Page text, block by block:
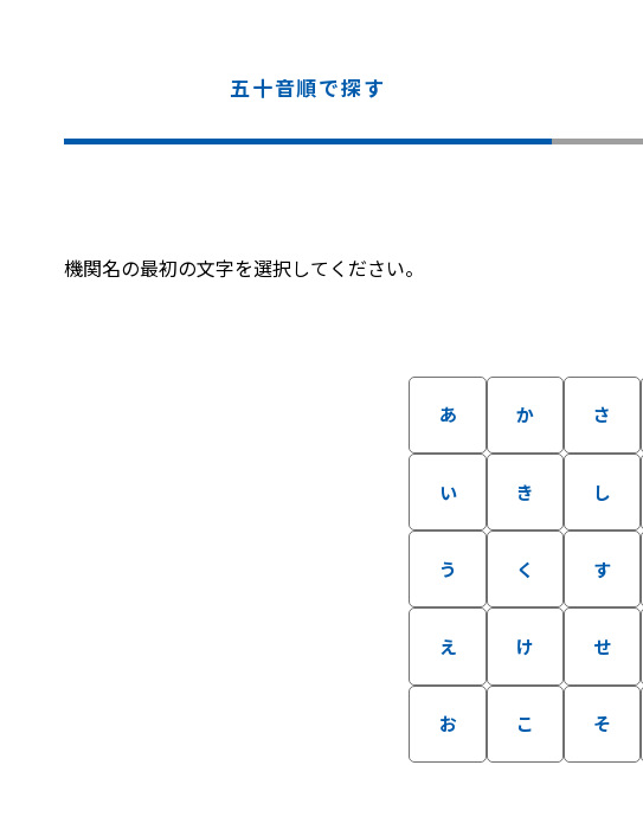
五十音順で探す
機関名の最初の文字を選択してください。
あ
い
う
え
お
か
き
く
け
こ
さ
し
す
せ
そ